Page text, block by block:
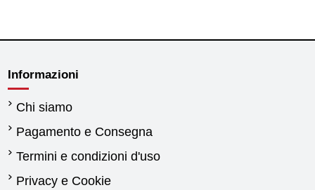
Informazioni
Chi siamo
Pagamento e Consegna
Termini e condizioni d'uso
Privacy e Cookie